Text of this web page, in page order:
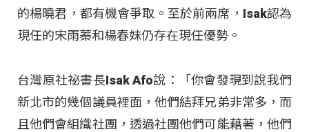
的楊曉君，都有機會爭取。至於前兩席，Isak認為
現任的宋雨蓁和楊春妹仍存在現任優勢。
台灣原社祕書長Isak Afo說：「你會發現到說我們
新北市的幾個議員裡面，他們結拜兄弟非常多，而
且他們會組織社團，透過社團他們可能藉著，他們